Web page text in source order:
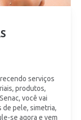
serviços
produtos,
você vai
de pele, simetria,
se agora e vem